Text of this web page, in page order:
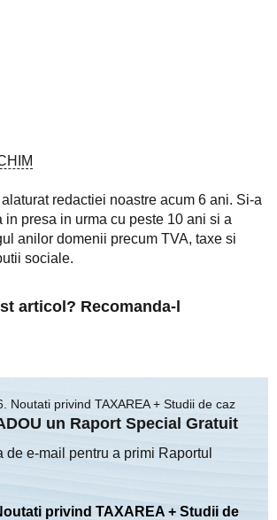
redactiei noastre acum 6 ani. Si-a
in presa in urma cu peste 10 ani si a
anilor domenii precum TVA, taxe si
sociale.
articol? Recomanda-l
un Raport Special Gratuit
de e-mail pentru a primi Raportul
privind TAXAREA + Studii de